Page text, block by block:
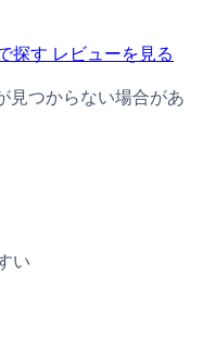
探す レビューを見る
見つからない場合があ
い